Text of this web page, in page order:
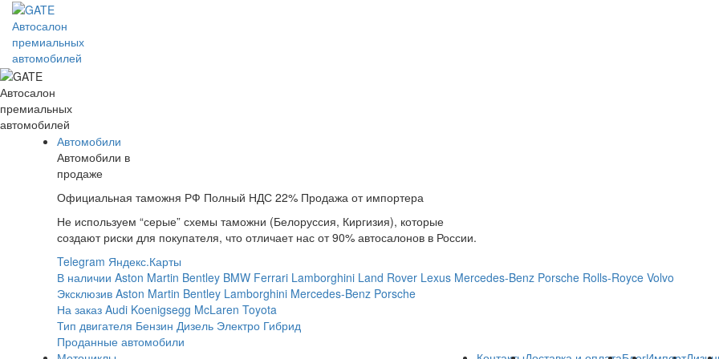
Автосалон
премиальных
автомобилей
Автосалон
премиальных
автомобилей
Автомобили
Автомобили в
продаже
Официальная таможня РФ Полный НДС 22% Продажа от импортера
Не используем “серые” схемы таможни (Белоруссия, Киргизия), которые
создают риски для покупателя, что отличает нас от 90% автосалонов в России.
Telegram Яндекс.Карты
В наличии Aston Martin Bentley BMW Ferrari Lamborghini Land Rover Lexus Mercedes-Benz Porsche Rolls-Royce Volvo
Эксклюзив Aston Martin Bentley Lamborghini Mercedes-Benz Porsche
На заказ Audi Koenigsegg McLaren Toyota
Тип двигателя Бензин Дизель Электро Гибрид
Проданные автомобили